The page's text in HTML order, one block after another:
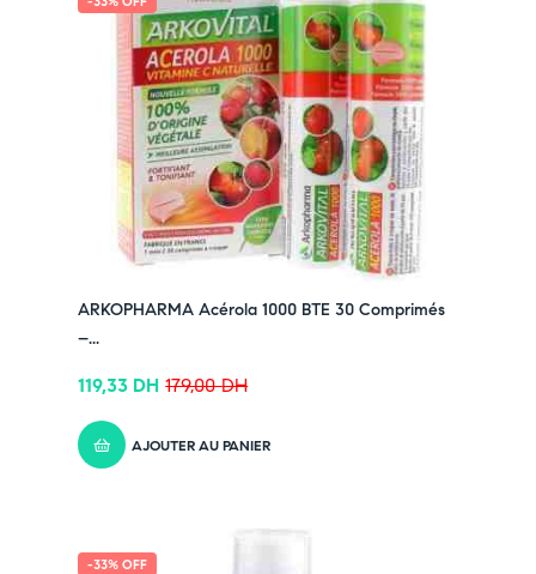
ARKOPHARMA Acérola 1000 BTE 30 Comprimés
–...
179,00DH
119,33 DH
AJOUTER AU PANIER
-33% OFF